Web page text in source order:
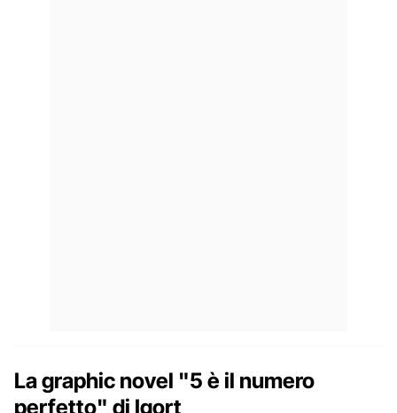
La graphic novel "5 è il numero
perfetto" di Igort